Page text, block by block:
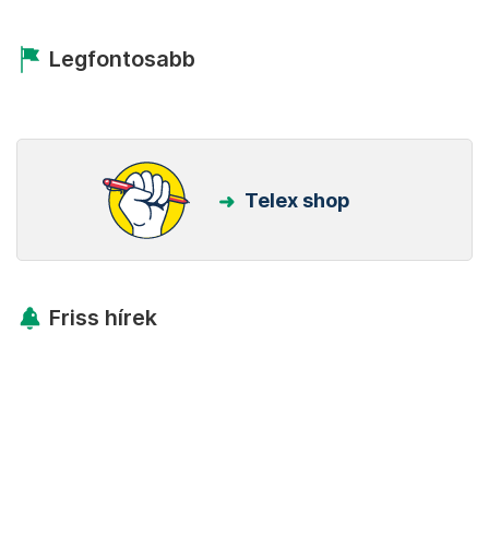
Legfontosabb
Telex shop
Friss hírek